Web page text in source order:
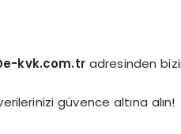
kvk.com.tradresinden
güvence altına alın!